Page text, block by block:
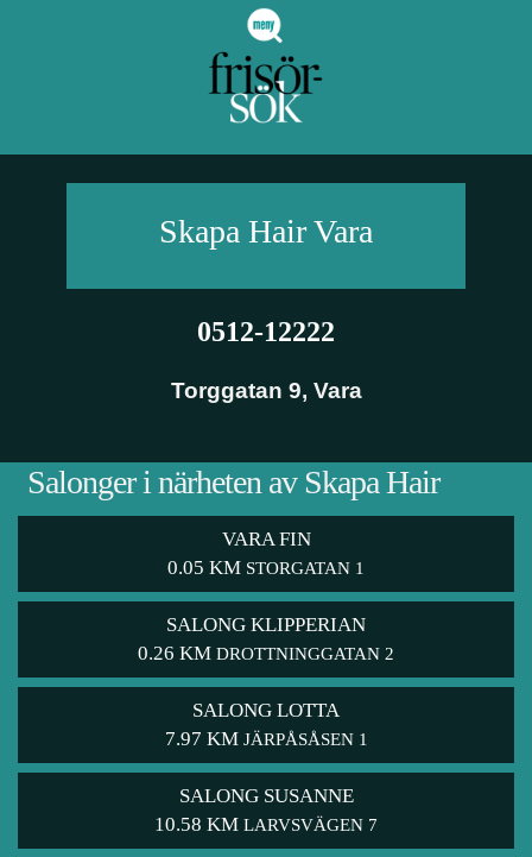
Skapa HairVara
0512-12222
Torggatan 9, Vara
Salonger i närheten av Skapa Hair
VARA FIN
0.05 KM STORGATAN 1
SALONG KLIPPERIAN
0.26 KM DROTTNINGGATAN 2
SALONG LOTTA
7.97 KM JÄRPÅSÅSEN 1
SALONG SUSANNE
10.58 KM LARVSVÄGEN 7